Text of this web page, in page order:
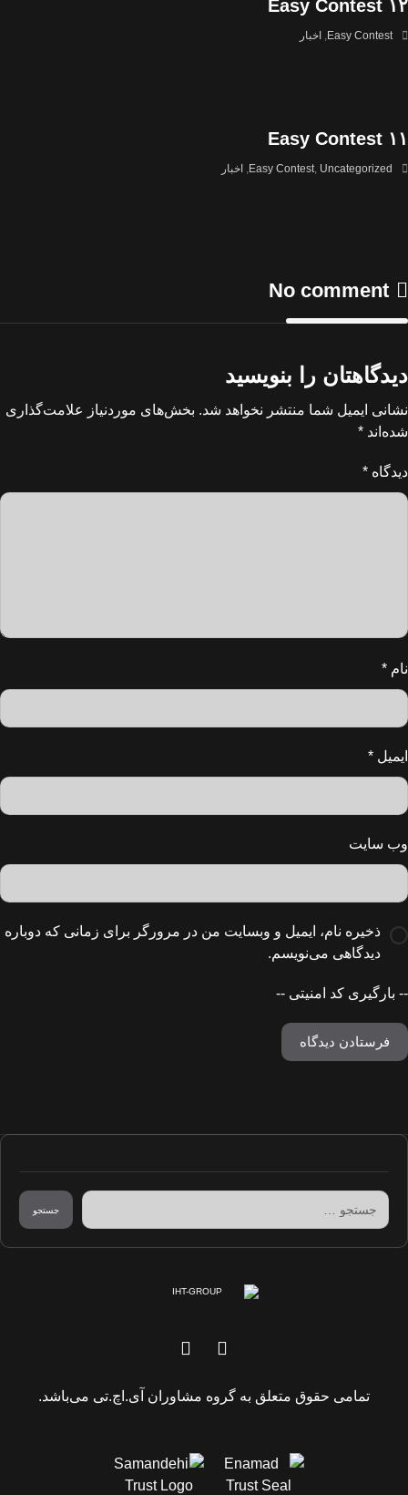
Easy Contest ۱۲
Easy Contest
, اخبار
Easy Contest ۱۱
Easy Contest, Uncategorized
, اخبار
No comment
دیدگاهتان را بنویسید
نشانی ایمیل شما منتشر نخواهد شد. بخش‌های موردنیاز علامت‌گذاری
شده‌اند *
دیدگاه *
نام *
ایمیل *
وب‌ سایت
ذخیره نام، ایمیل و وبسایت من در مرورگر برای زمانی که دوباره
دیدگاهی می‌نویسم.
-- بارگیری کد امنیتی --
فرستادن دیدگاه
جستجو
تمامی حقوق متعلق به گروه مشاوران آی.اچ.تی می‌باشد.